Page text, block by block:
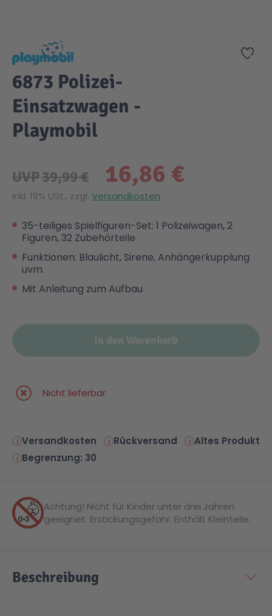
Zur
6873 Polizei-
Einsatzwagen -
Playmobil
16,86 €
UVP39,99 €
Inkl. 19% USt., zzgl. Versandkosten
35-teiliges Spielfiguren-Set: 1 Polizeiwagen, 2
Figuren, 32 Zubehörteile
Funktionen: Blaulicht, Sirene, Anhängerkupplung
uvm.
Mit Anleitung zum Aufbau
In den Warenkorb
Nicht lieferbar
Versandkosten Rückversand
Altes Produkt
Begrenzung: 30
Achtung! Nicht für Kinder unter drei Jahren
geeignet. Erstickungsgefahr. Enthält Kleinteile.
Beschreibung